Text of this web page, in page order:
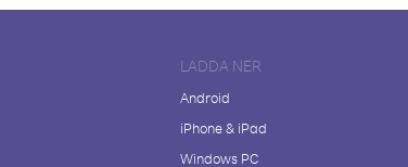
LADDA NER
Android
iPhone & iPad
Windows PC